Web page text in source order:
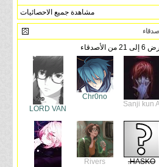
مشاهدة جميع الاحصائيات
من الأصدقاء
Sanji kun
Chr0no
LORD VAN
HASKO.
Rivers